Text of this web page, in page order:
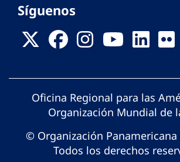
Síguenos
Oficina Regional para las
Organización Mundial de
© Organización Panamericana
Todos los derechos